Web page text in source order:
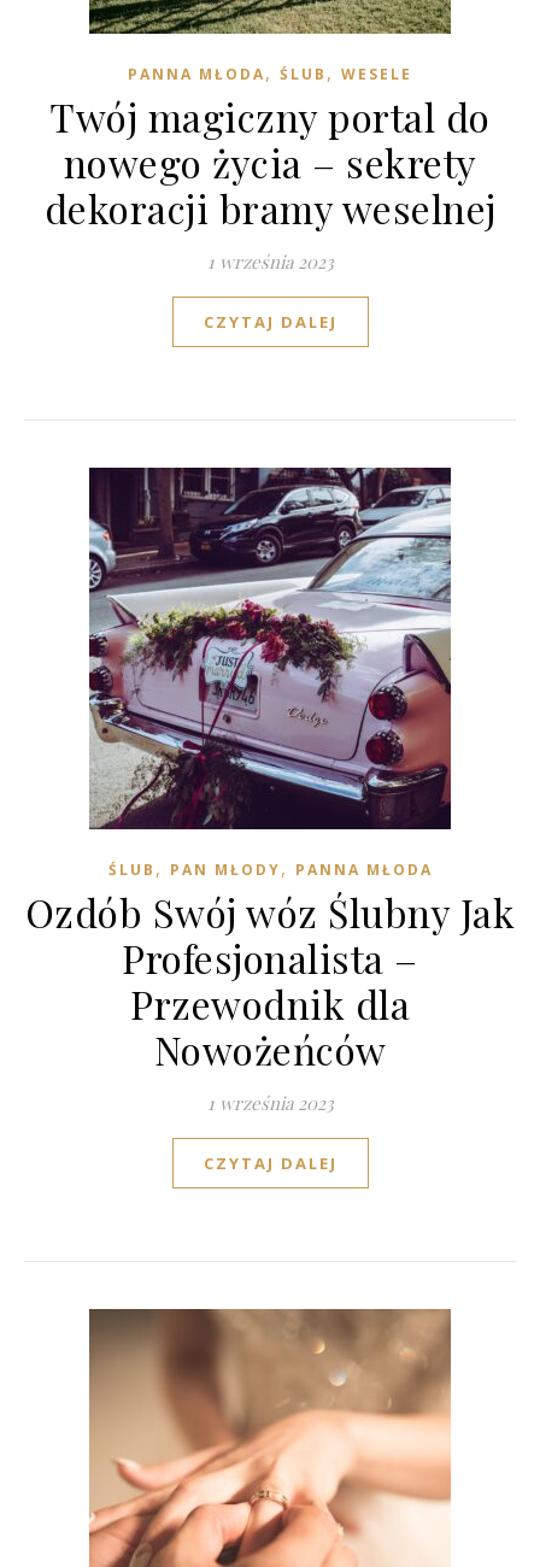
PANNA MŁODA, ŚLUB , WESELE
Twój magiczny portal do
nowego życia – sekrety
dekoracji bramy weselnej
1 września 2023
CZYTAJ DALEJ
ŚLUB , PAN MŁODY, PANNA MŁODA
Ozdób Swój wóz Ślubny Jak
Profesjonalista –
Przewodnik dla
Nowożeńców
1 września 2023
CZYTAJ DALEJ